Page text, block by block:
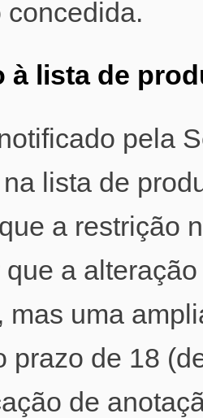
concedida.
à lista de
pela
lista de
a restrição
a
mas uma
prazo de 18
de